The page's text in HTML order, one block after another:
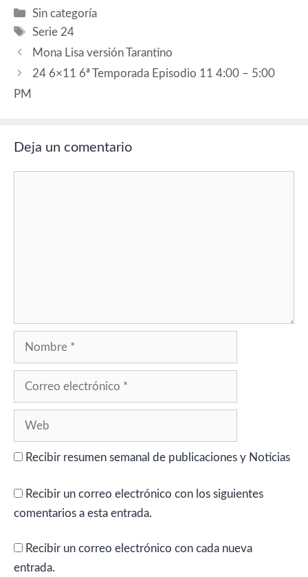
aportaciones subjetivas
sobre lo que hemos visto.
Por mi parte he tratado…
Categorías
Sin categoría
Etiquetas
Serie 24
Mona Lisa versión Tarantino
24 6×11 6ª Temporada Episodio 11 4:00 – 5:00
PM
Deja un comentario
Recibir resumen semanal de publicaciones y Noticias
Recibir un correo electrónico con los siguientes
comentarios a esta entrada.
Recibir un correo electrónico con cada nueva
entrada.